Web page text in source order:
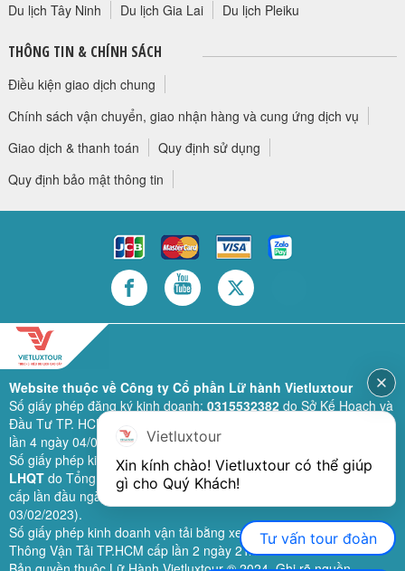
Du lịch Tây Ninh
Du lịch Gia Lai Du lịch Pleiku
THÔNG TIN & CHÍNH SÁCH
Điều kiện giao dịch chung
Chính sách vận chuyển, giao nhận hàng và cung ứng dịch vụ
Giao dịch & thanh toán
Quy định sử dụng
Quy định bảo mật thông tin
Website thuộc về Công ty Cổ phần Lữ hành Vietluxtour
Số giấy phép đăng ký kinh doanh: 0315532382do Sở Kế Hoạch và
Đầu Tư TP. HCM cấp lần đầu ngày 28/02/2019 (sửa đổi bổ sung
lần 4 ngày 04/06/2024).
Số giấy phép kinh doanh lữ hành quốc tế:79-1111/2019/TCDL-GP
LHQTdo Tổng Cục Du Lịch (nay là Cục Du lịch quốc gia Việt Nam)
cấp lần đầu ngày 26/09/2019 (sửa đổi, bổ sung lần 3 ngày
03/02/2023).
Số giấy phép kinh doanh vận tải bằng xe ô tô:11924do Sở Giao
Thông Vận Tải TP.HCM cấp lần 2 ngày 21/02/2023.
Vietluxtour
Xin kính chào! Vietluxtour có thể giúp
gì cho Quý Khách!
Tư vấn tour đoàn